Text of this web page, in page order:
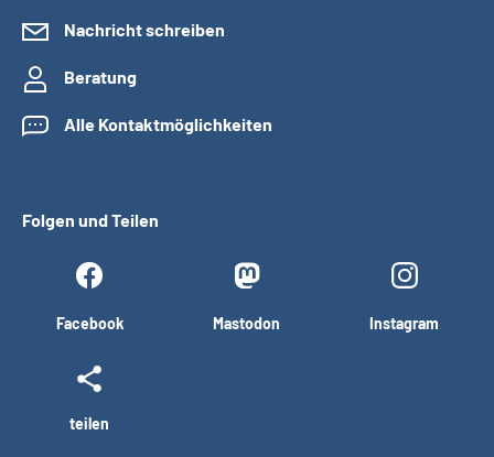
Nachricht schreiben
Beratung
Alle Kontaktmöglichkeiten
Folgen und Teilen
Facebook Mastodon Instagram
teilen